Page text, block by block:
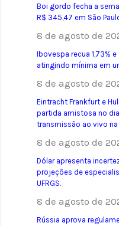
Boi gordo fecha a
R$ 345,47 em São
8 de agosto de
Ibovespa recua 1,73%
atingindo mínima em
8 de agosto de
Eintracht Frankfurt e
partida amistosa no
transmissão ao vivo na
8 de agosto de
Dólar apresenta
projeções de
UFRGS.
8 de agosto de
Rússia aprova